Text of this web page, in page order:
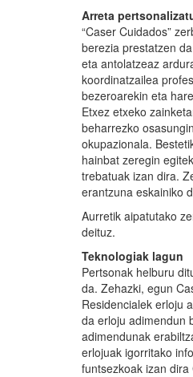
Arreta
“Caser Cuidados”
berezia prestatzen
eta antolatzeaz
koordinatzailea
bezeroarekin eta
Etxez etxeko
beharrezko
okupazionala.
hainbat zeregin
trebatuak izan dira.
erantzuna eskainiko
Aurretik aipatutako
deituz.
Teknologiak lagun
Pertsonak helburu
da. Zehazki, egun
Residencialek erloju
da erloju adimendun
adimendunak
erlojuak igorritako
funtsezkoak izan